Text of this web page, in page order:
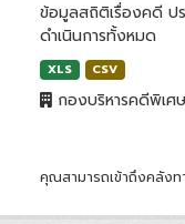
ข้อมูลสถิติเรื่องคดี ป
ดำเนินการทั้งหมด
XLS CSV
กองบริหารคดีพิเ
คุณสามารถเข้าถึงคลังท